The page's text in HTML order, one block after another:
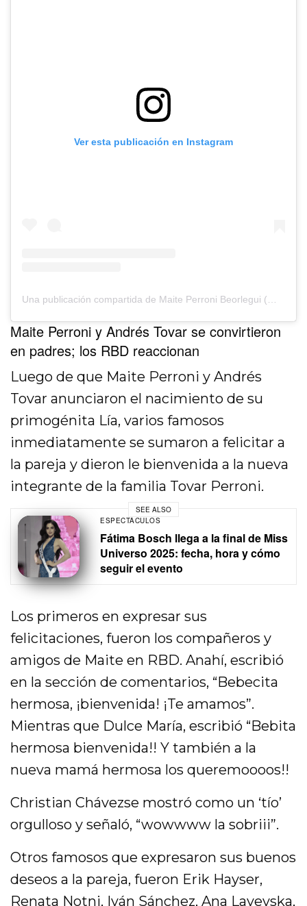
Ver esta publicación en Instagram
Una publicación compartida de Maite Perroni Beorlegui (@maiteperroni)
Maite Perroni y Andrés Tovar se convirtieron
en padres; los RBD reaccionan
Luego de que Maite Perroni y Andrés
Tovar anunciaron el nacimiento de su
primogénita Lía, varios famosos
inmediatamente se sumaron a felicitar a
la pareja y dieron le bienvenida a la nueva
integrante de la familia Tovar Perroni.
SEE ALSO
ESPECTÁCULOS
Fátima Bosch llega a la final de Miss
Universo 2025: fecha, hora y cómo
seguir el evento
Los primeros en expresar sus
felicitaciones, fueron los compañeros y
amigos de Maite en RBD. Anahí, escribió
en la sección de comentarios, “Bebecita
hermosa, ¡bienvenida! ¡Te amamos”.
Mientras que Dulce María, escribió “Bebita
hermosa bienvenida!! Y también a la
nueva mamá hermosa los queremoooos!!
Christian Chávezse mostró como un ‘tío’
orgulloso y señaló, “wowwww la sobriii”.
Otros famosos que expresaron sus buenos
deseos a la pareja, fueron Erik Hayser,
Renata Notni, Iván Sánchez, Ana Layevska,